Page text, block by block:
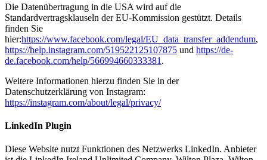
Die Datenübertragung in die USA wird auf die
Standardvertragsklauseln der EU-Kommission gestützt. Details
finden Sie
hier:https://www.facebook.com/legal/EU_data_transfer_addendum,
https://help.instagram.com/519522125107875 und https://de-
de.facebook.com/help/566994660333381 .
Weitere Informationen hierzu finden Sie in der
Datenschutzerklärung von Instagram:
https://instagram.com/about/legal/privacy/
LinkedIn Plugin
Diese Website nutzt Funktionen des Netzwerks LinkedIn. Anbieter